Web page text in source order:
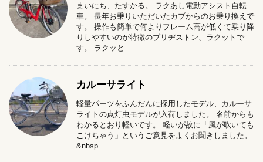
まいにち、たすかる。 ラクあし電動アシスト自転
車。 長年お乗りいただいたカブからのお乗り換えで
す。 操作も簡単で何よりフレーム高が低くて乗り降
りしやすいのが特徴のブリヂストン、ラクットで
す。 ラクッと ...
カルーサライト
軽量パーツをふんだんに採用したモデル、カルーサ
ライトの点灯虫モデルが入荷しました。 名前からも
わかるとおり軽いです。 軽いが故に「風が吹いても
こけちゃう」というご意見をよくお聞きしました。
&nbsp ...